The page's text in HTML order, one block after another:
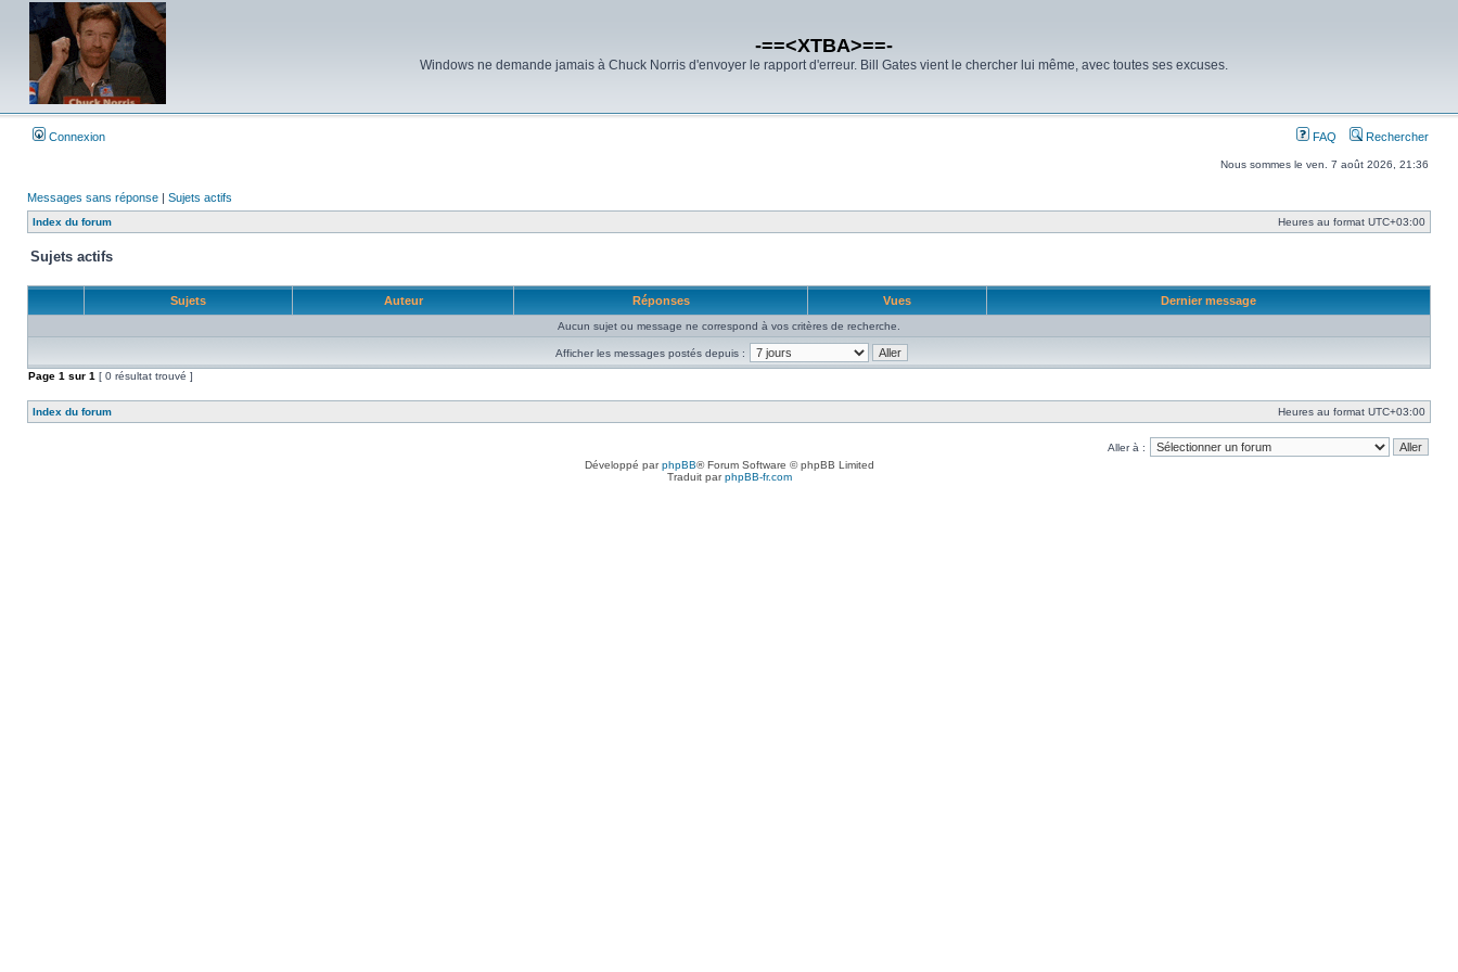
-==<XTBA>==-
Windows ne demande jamais à Chuck Norris d'envoyer le rapport d'erreur. Bill Gates vient le chercher lui même, avec toutes ses excuses.
Connexion FAQ Rechercher
Nous sommes le ven. 7 août 2026, 21:36
Messages sans réponse | Sujets actifs
Index du forum Heures au format UTC+03:00
Sujets actifs
Sujets Auteur Réponses Vues Dernier message
Aucun sujet ou message ne correspond à vos critères de recherche.
Afficher les messages postés depuis :
Page 1 sur 1 [ 0 résultat trouvé ]
Index du forum Heures au format UTC+03:00
Aller à :
Développé parphpBB® Forum Software © phpBB Limited
Traduit parphpBB-fr.com